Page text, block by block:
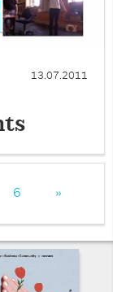
13.07.2011
6 »